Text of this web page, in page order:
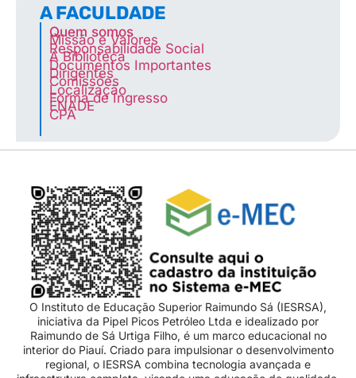
A FACULDADE
Quem somos
Missão e Valores
Responsabilidade Social
A Biblioteca
Documentos Importantes
Dirigentes
Comissões
Localização
Forma de Ingresso
ENADE
CPA
O Instituto de Educação Superior Raimundo Sá (IESRSA),
iniciativa da Pipel Picos Petróleo Ltda e idealizado por
Raimundo de Sá Urtiga Filho, é um marco educacional no
interior do Piauí. Criado para impulsionar o desenvolvimento
regional, o IESRSA combina tecnologia avançada e